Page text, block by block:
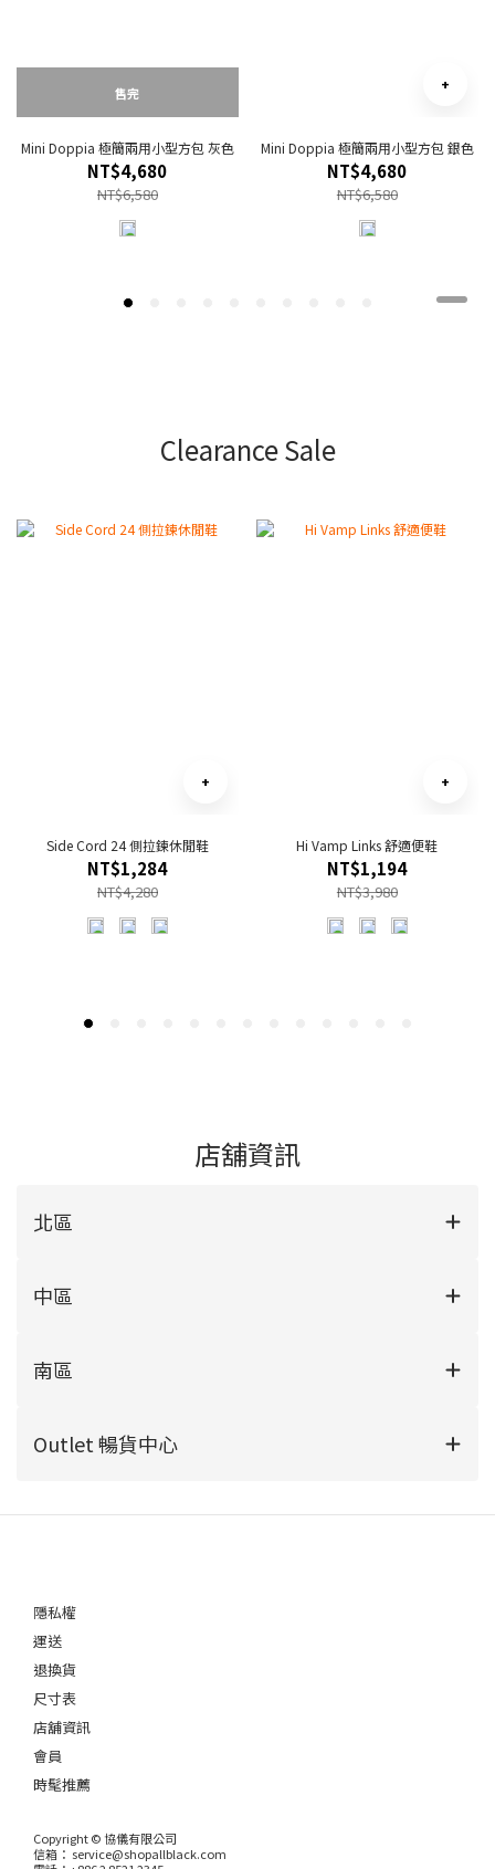
售完
Mini Doppia 極簡兩用小型方包 灰色
NT$4,680
NT$6,580
Mini Doppia 極簡兩用小型方包 銀色
NT$4,680
NT$6,580
Clearance Sale
Side Cord 24 側拉鍊休閒鞋
NT$1,284
NT$4,280
Hi Vamp Links 舒適便鞋
NT$1,194
NT$3,980
店舖資訊
北區
中區
南區
Outlet 暢貨中心
隱私權
運送
退換貨
尺寸表
店舖資訊
會員
時髦推薦
Copyright © 協儀有限公司
信箱： service@shopallblack.com